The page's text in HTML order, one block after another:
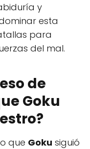
y
esta
para
del mal.
de
Goku
que Goku siguió